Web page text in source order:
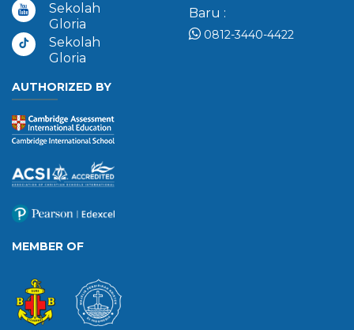
Sekolah
Gloria
Sekolah
Gloria
Baru :
0812-3440-4422
AUTHORIZED BY
MEMBER OF